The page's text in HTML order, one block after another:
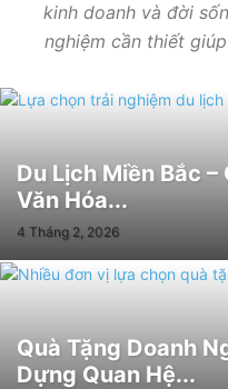
kinh doanh và đời
nghiệm cần thiết
Du Lịch Miền Bắc
Văn Hóa...
4 Tháng 2, 2026
Quà Tặng Doanh
Dựng Quan Hệ...